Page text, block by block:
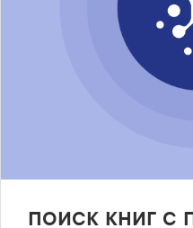
поиск книг